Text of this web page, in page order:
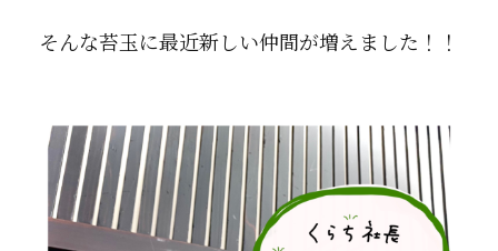
そんな苔玉に最近新しい仲間が増えました！！